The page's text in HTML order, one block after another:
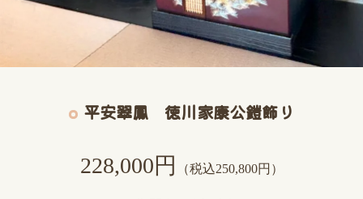
平安翠鳳 徳川家康公鎧飾り
228,000円 （税込250,800円）